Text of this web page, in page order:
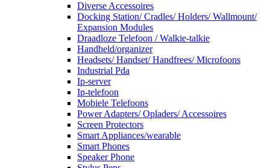
Diverse Accessoires
Docking Station/ Cradles/ Holders/ Wallmount/
Expansion Modules
Draadloze Telefoon / Walkie-talkie
Handheld/organizer
Headsets/ Handset/ Handfrees/ Microfoons
Industrial Pda
Ip-server
Ip-telefoon
Mobiele Telefoons
Power Adapters/ Opladers/ Accessoires
Screen Protectors
Smart Appliances/wearable
Smart Phones
Speaker Phone